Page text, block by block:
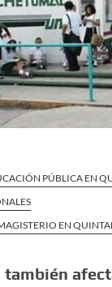
PÚBLICA EN
EN
también